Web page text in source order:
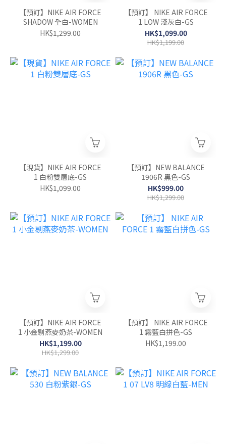
【預訂】NIKE AIR FORCE
SHADOW 全白-WOMEN
HK$1,299.00
【預訂】 NIKE AIR FORCE
1 LOW 淺灰白-GS
HK$1,099.00
HK$1,199.00
【現貨】NIKE AIR FORCE
1 白粉雙層底-GS
HK$1,099.00
【預訂】NEW BALANCE
1906R 黑色-GS
HK$999.00
HK$1,299.00
【預訂】NIKE AIR FORCE
1 小金剔燕麥奶茶-WOMEN
HK$1,199.00
HK$1,299.00
【預訂】 NIKE AIR FORCE
1 霧藍白拼色-GS
HK$1,199.00